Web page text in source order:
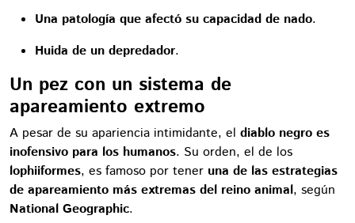
Una patología que afectó su capacidad de nado.
Huida de un depredador.
Un pez con un sistema de
apareamiento extremo
A pesar de su apariencia intimidante, el diablo negro es
inofensivo para los humanos. Su orden, el de los
lophiiformes, es famoso por tener una de las estrategias
de apareamiento más extremas del reino animal, según
National Geographic.